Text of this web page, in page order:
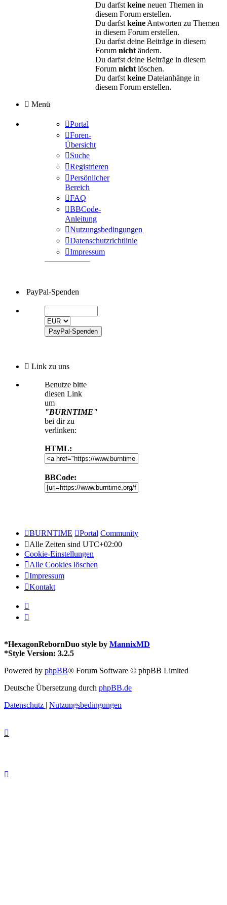
Du darfst keine neuen Themen in
diesem Forum erstellen.
Du darfst keine Antworten zu Themen
in diesem Forum erstellen.
Du darfst deine Beiträge in diesem
Forum nicht ändern.
Du darfst deine Beiträge in diesem
Forum nicht löschen.
Du darfst keine Dateianhänge in
diesem Forum erstellen.
Menü
Portal
Foren-
Übersicht
Suche
Registrieren
Persönlicher
Bereich
FAQ
BBCode-
Anleitung
Nutzungsbedingungen
Datenschutzrichtlinie
Impressum
PayPal-Spenden
Link zu uns
Benutze bitte
diesen Link
um
"BURNTIME"
bei dir zu
verlinken:
HTML:
BBCode:
BURNTIME Portal Community
Alle Zeiten sind UTC+02:00
Cookie-Einstellungen
Alle Cookies löschen
Impressum
Kontakt
*HexagonRebornDuo style by MannixMD
*Style Version: 3.2.5
Powered by phpBB® Forum Software © phpBB Limited
Deutsche Übersetzung durch phpBB.de
Datenschutz | Nutzungsbedingungen